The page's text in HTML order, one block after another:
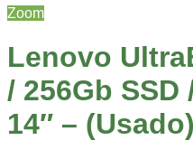
Zoom
Lenovo
/ 256Gb SSD
14″ – (Usado)